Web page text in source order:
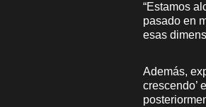
“Estamos
pasado en
esas
Además,
crescendo’